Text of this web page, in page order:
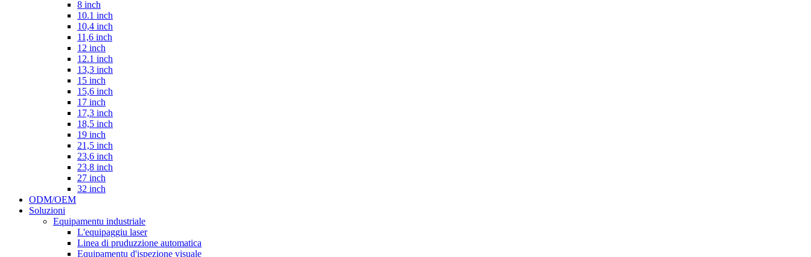
8 inch
10.1 inch
10,4 inch
11,6 inch
12 inch
12.1 inch
13,3 inch
15 inch
15,6 inch
17 inch
17,3 inch
18,5 inch
19 inch
21,5 inch
23,6 inch
23,8 inch
27 inch
32 inch
ODM/OEM
Soluzioni
Equipamentu industriale
L'equipaggiu laser
Linea di pruduzzione automatica
Equipamentu d'ispezione visuale